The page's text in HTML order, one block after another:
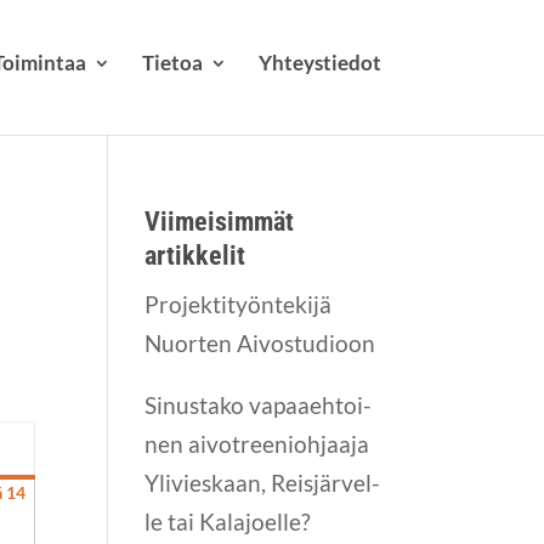
Tie­toa Yhteys­tie­dot
14
Vii­mei­sim­mät
artikkelit
Pro­jek­ti­työn­te­ki­jä
Nuor­ten Aivostudioon
Sinus­ta­ko vapaa­eh­toi­
nen aivot­ree­nioh­jaa­ja
Yli­vies­kaan, Reis­jär­vel­
le tai Kala­joel­le?